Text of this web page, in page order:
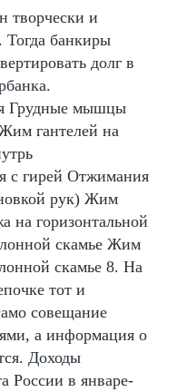
творчески и
Тогда банкиры
долг в
Грудные мышцы
гантелей на
с гирей Отжимания
рук) Жим
на горизонтальной
скамье Жим
скамье 8. На
тот и
совещание
а информация о
Доходы
России в январе-